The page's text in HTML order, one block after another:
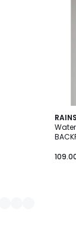
RAINS
2